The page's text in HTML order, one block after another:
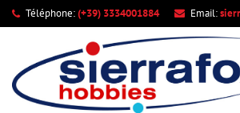
Téléphone:(+39) 3334001884 Email: